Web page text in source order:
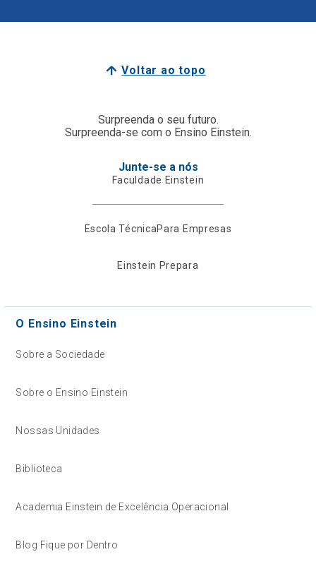
Voltar ao topo
Surpreenda o seu futuro.
Surpreenda-se com o Ensino Einstein.
Junte-se a nós
Faculdade Einstein
Escola TécnicaPara Empresas
Einstein Prepara
O Ensino Einstein
Sobre a Sociedade
Sobre o Ensino Einstein
Nossas Unidades
Biblioteca
Academia Einstein de Excelência Operacional
Blog Fique por Dentro